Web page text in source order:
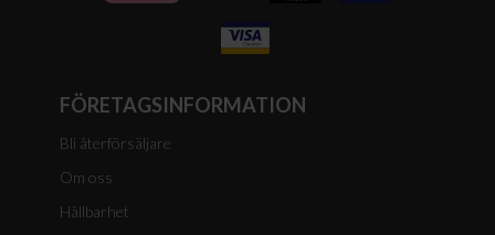
FÖRETAGSINFORMATION
Bli återförsäljare
Om oss
Hållbarhet